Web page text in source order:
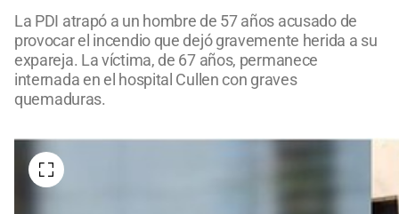
La PDI atrapó a un hombre de 57 años acusado de
provocar el incendio que dejó gravemente herida a su
expareja. La víctima, de 67 años, permanece
internada en el hospital Cullen con graves
quemaduras.